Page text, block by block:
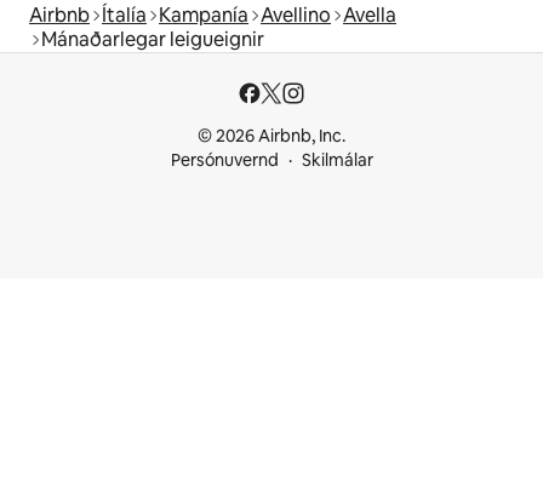
Airbnb Ítalía Kampanía Avellino Avella
Mánaðarlegar leigueignir
© 2026 Airbnb, Inc.
Persónuvernd
Skilmálar